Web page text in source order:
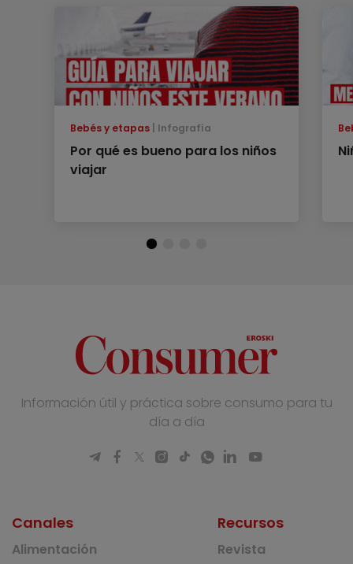
Bebés y etapas Infografía
Por qué es bueno para los niños
viajar
Información útil y práctica sobre consumo para tu
día a día
Canales
Alimentación
Recursos
Revista